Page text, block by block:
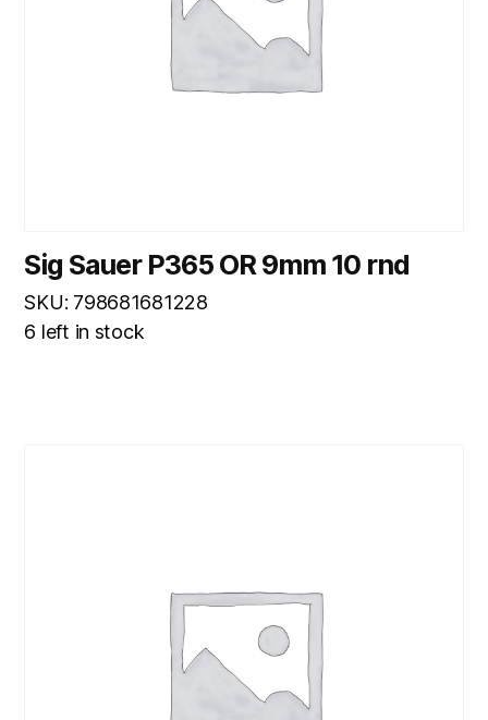
Sig Sauer P365 OR 9mm 10 rnd
SKU: 798681681228
6 left in stock